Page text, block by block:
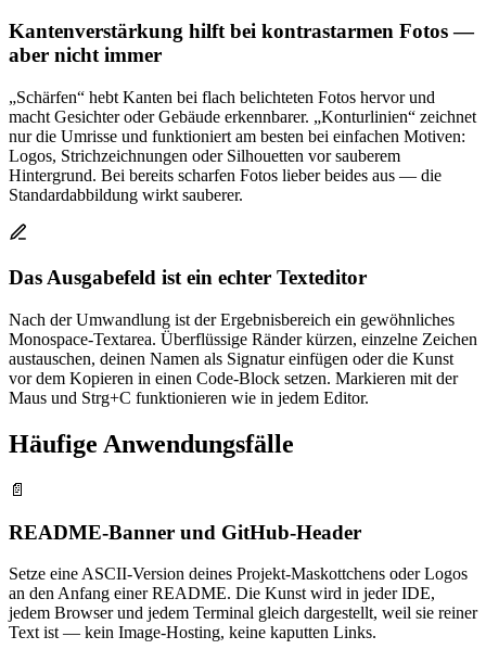
Kantenverstärkung hilft bei kontrastarmen Fotos —
aber nicht immer
„Schärfen“ hebt Kanten bei flach belichteten Fotos hervor und
macht Gesichter oder Gebäude erkennbarer. „Konturlinien“ zeichnet
nur die Umrisse und funktioniert am besten bei einfachen Motiven:
Logos, Strichzeichnungen oder Silhouetten vor sauberem
Hintergrund. Bei bereits scharfen Fotos lieber beides aus — die
Standardabbildung wirkt sauberer.
Das Ausgabefeld ist ein echter Texteditor
Nach der Umwandlung ist der Ergebnisbereich ein gewöhnliches
Monospace-Textarea. Überflüssige Ränder kürzen, einzelne Zeichen
austauschen, deinen Namen als Signatur einfügen oder die Kunst
vor dem Kopieren in einen Code-Block setzen. Markieren mit der
Maus und Strg+C funktionieren wie in jedem Editor.
Häufige Anwendungsfälle
📄
README-Banner und GitHub-Header
Setze eine ASCII-Version deines Projekt-Maskottchens oder Logos
an den Anfang einer README. Die Kunst wird in jeder IDE,
jedem Browser und jedem Terminal gleich dargestellt, weil sie reiner
Text ist — kein Image-Hosting, keine kaputten Links.